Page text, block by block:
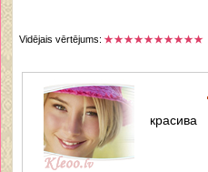
Vidējais vērtējums:
красива